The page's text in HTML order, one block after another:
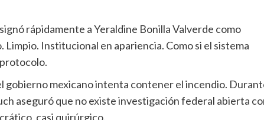
rápidamente a Yeraldine Bonilla Valverde como
Institucional en apariencia. Como si el sistema
gobierno mexicano intenta contener el incendio.
aseguró que no existe investigación federal abierta
casi quirúrgico.